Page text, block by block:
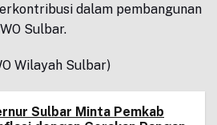
dalam pembangunan
Sulbar.
Wilayah Sulbar)
Sulbar Minta Pemkab